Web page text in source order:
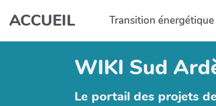
Aller au contenu principal
ACCUEIL Transition énergétique
WIKI Sud
Le portail des projets